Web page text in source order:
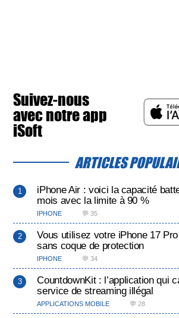
Suivez-nous
avec notre app
iSoft
ARTICLES
iPhone Air : voici la capacité
mois avec la limite à 90 %
IPHONE 💬 35
Vous utilisez votre iPhone 17
sans coque de protection
IPHONE 💬 34
CountdownKit : l’application qui
service de streaming illégal
APPLICATIONS MOBILE 💬 28